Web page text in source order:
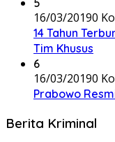
5
16/03/20190
14 Tahun
Tim Khusus
6
16/03/20190
Prabowo
Berita Kriminal